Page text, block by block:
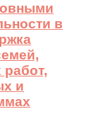
в
и